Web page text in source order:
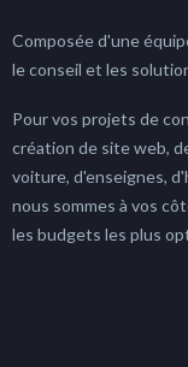
Composée d'une
le conseil et les
Pour vos projets de
création de site web,
voiture, d'enseignes,
nous sommes à vos
les budgets les plus